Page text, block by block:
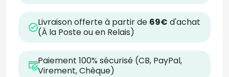
Livraison offerte à partir de 69€ d'achat
(À la Poste ou en Relais)
Paiement 100% sécurisé (CB, PayPal,
Virement, Chèque)